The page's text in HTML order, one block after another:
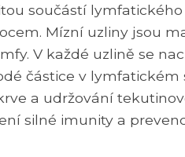
součástí
Mízní uzliny jsou
V každé uzlině se
částice v
a udržování
silné imunity a